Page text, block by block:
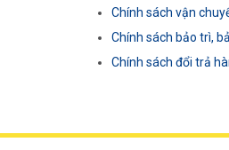
Chính sách vận
Chính sách bảo trì,
Chính sách đổi trả